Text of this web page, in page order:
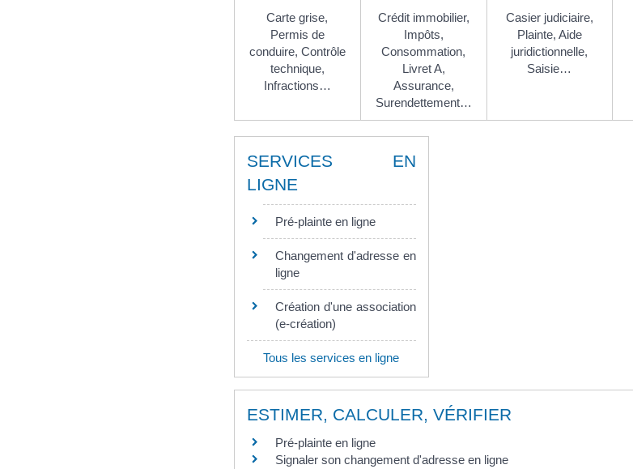
Carte grise,
Permis de
conduire, Contrôle
technique,
Infractions…
Crédit immobilier,
Impôts,
Consommation,
Livret A,
Assurance,
Surendettement…
Casier judiciaire,
Plainte, Aide
juridictionnelle,
Saisie…
SERVICES EN
LIGNE
Pré-plainte en ligne
Changement d'adresse en
ligne
Création d'une association
(e-création)
Tous les services en ligne
ESTIMER, CALCULER, VÉRIFIER
Pré-plainte en ligne
Signaler son changement d'adresse en ligne